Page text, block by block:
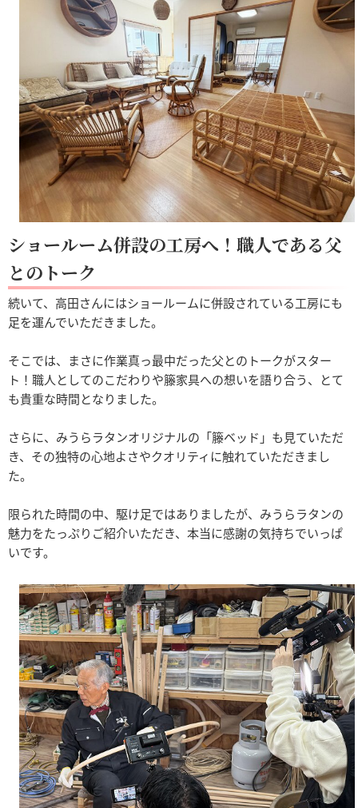
ショールーム併設の工房へ！職人である父
とのトーク
続いて、高田さんにはショールームに併設されている工房にも
足を運んでいただきました。
そこでは、まさに作業真っ最中だった父とのトークがスター
ト！職人としてのこだわりや籐家具への想いを語り合う、とて
も貴重な時間となりました。
さらに、みうらラタンオリジナルの「籐ベッド」も見ていただ
き、その独特の心地よさやクオリティに触れていただきまし
た。
限られた時間の中、駆け足ではありましたが、みうらラタンの
魅力をたっぷりご紹介いただき、本当に感謝の気持ちでいっぱ
いです。